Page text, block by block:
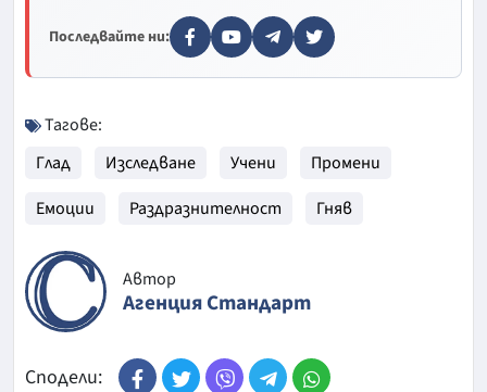
Последвайте ни:
Тагове:
Глад
Изследване Учени
Промени
Емоции
Раздразнителност Гняв
Автор
Агенция Стандарт
Сподели: